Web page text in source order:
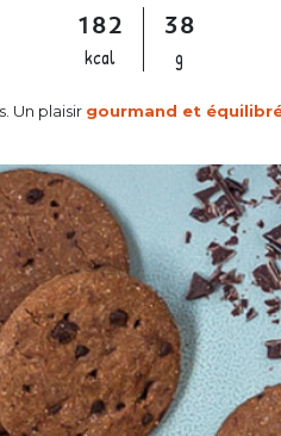
182
kcal
38
g
Un plaisir gourmand et